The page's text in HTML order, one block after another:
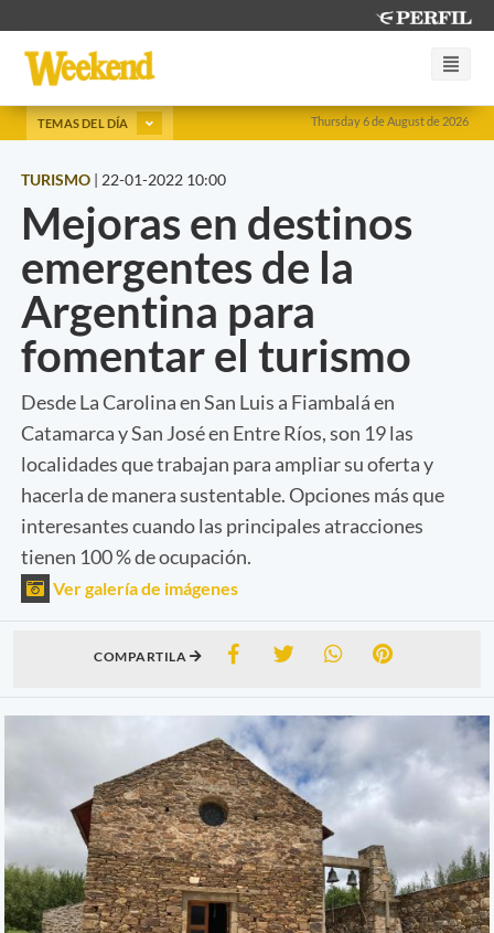
Thursday 6 de August de 2026
TEMAS DEL DÍA
TURISMO | 22-01-2022 10:00
Mejoras en destinos
emergentes de la
Argentina para
fomentar el turismo
Desde La Carolina en San Luis a Fiambalá en
Catamarca y San José en Entre Ríos, son 19 las
localidades que trabajan para ampliar su oferta y
hacerla de manera sustentable. Opciones más que
interesantes cuando las principales atracciones
tienen 100 % de ocupación.
Ver galería de imágenes
COMPARTILA